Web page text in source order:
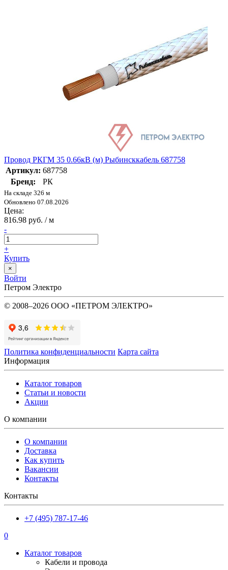
Провод РКГМ 35 0.66кВ (м) Рыбинсккабель 687758
Артикул: 687758
Бренд:
РК
На складе 326 м
Обновлено 07.08.2026
Цена:
816.98 руб. / м
-
+
Купить
×
Войти
Петром Электро
© 2008–2026 ООО «ПЕТРОМ ЭЛЕКТРО»
Политика конфиденциальности Карта сайта
Информация
Каталог товаров
Статьи и новости
Акции
О компании
О компании
Доставка
Как купить
Вакансии
Контакты
Контакты
+7 (495) 787-17-46
0
Каталог товаров
Кабели и провода